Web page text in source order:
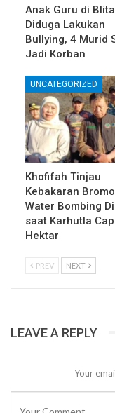
Anak Guru di
Diduga Lakukan
Bullying, 4 Murid
Jadi Korban
UNCATEGORIZED
Khofifah Tinjau
Kebakaran
Water Bombing
saat Karhutla
Hektar
PREV NEXT
LEAVE A REPLY
Your